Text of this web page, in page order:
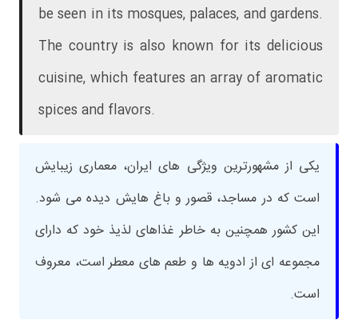
be seen in its mosques, palaces, and gardens.
The country is also known for its delicious
cuisine, which features an array of aromatic
spices and flavors.
یکی از مشهورترین ویژگی های ایران، معماری زیبایش
است که در مساجد، قصور و باغ هایش دیده می شود.
این کشور همچنین به خاطر غذاهای لذیذ خود که دارای
مجموعه ای از ادویه ها و طعم های معطر است، معروف
است.